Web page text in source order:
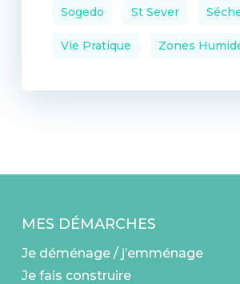
Sogedo St Sever
Vie Pratique Zones
MES DÉMARCHES
Je déménage / j’emménage
Je fais construire